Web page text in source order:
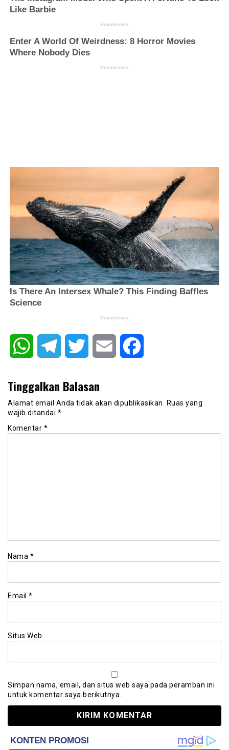
WhatsAppTelegram Twitter Email
Tinggalkan Balasan
Alamat email Anda tidak akan dipublikasikan.
Ruas yang
wajib ditandai *
Komentar *
Nama *
Email *
Situs Web
Simpan nama, email, dan situs web saya pada peramban ini
untuk komentar saya berikutnya.